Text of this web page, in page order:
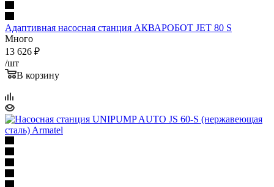
Адаптивная насосная станция АКВАРОБОТ JET 80 S
Много
13 626 ₽
/шт
В корзину